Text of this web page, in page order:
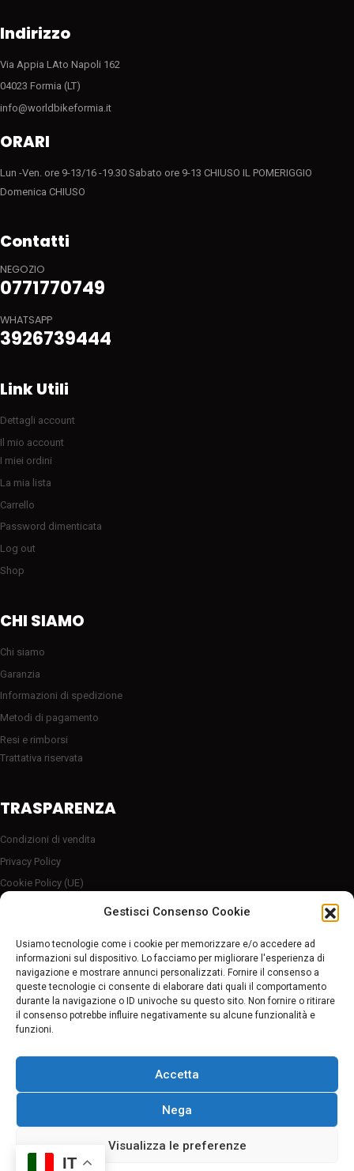
Gestisci Consenso Cookie
Usiamo tecnologie come i cookie per memorizzare e/o accedere ad
informazioni sul dispositivo. Lo facciamo per migliorare l'esperienza di
navigazione e mostrare annunci personalizzati. Fornire il consenso a
queste tecnologie ci consente di elaborare dati quali il comportamento
durante la navigazione o ID univoche su questo sito. Non fornire o ritirare
il consenso potrebbe influire negativamente su alcune funzionalità e
funzioni.
Accetta
Nega
Visualizza le preferenze
Indirizzo
Via Appia LAto Napoli 162
04023 Formia (LT)
info@worldbikeformia.it
ORARI
Lun -Ven. ore 9-13/16 -19.30 Sabato ore 9-13 CHIUSO IL POMERIGGIO
Domenica CHIUSO
Contatti
NEGOZIO
0771770749
WHATSAPP
3926739444
Link Utili
Dettagli account
Il mio account
I miei ordini
La mia lista
Carrello
Password dimenticata
Log out
Shop
CHI SIAMO
Chi siamo
Garanzia
Informazioni di spedizione
Metodi di pagamento
Resi e rimborsi
Trattativa riservata
TRASPARENZA
Condizioni di vendita
Privacy Policy
Cookie Policy (UE)
Server sicuro HTTP2/SSL
Pagamenti sicuri
© 2022 Worldbike Formia di Vincenzo Castelli | P. IVA 02611080595
IT